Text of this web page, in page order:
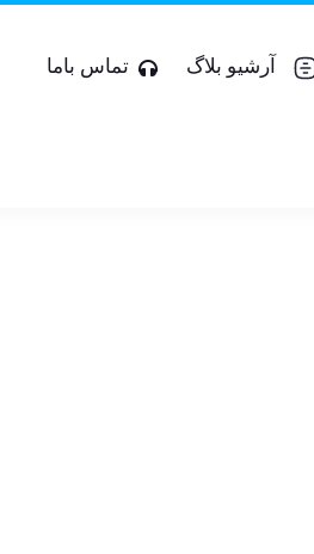
آرشیو بلاگ تماس باما